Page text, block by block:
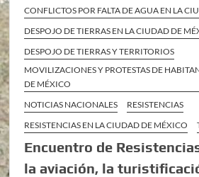
CONFLICTOS POR FALTA DE AGUA EN LA
DESPOJO DE TIERRAS EN LA CIUDAD DE
DESPOJO DE TIERRAS Y TERRITORIOS
MOVILIZACIONES Y PROTESTAS DE
DE MÉXICO
NOTICIAS NACIONALES
RESISTENCIAS
RESISTENCIAS EN LA CIUDAD DE MÉXICO
Encuentro de
la aviación, la